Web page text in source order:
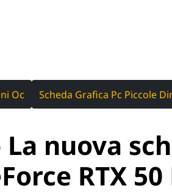
Oc Scheda Grafica Pc Piccole
nuova
RTX